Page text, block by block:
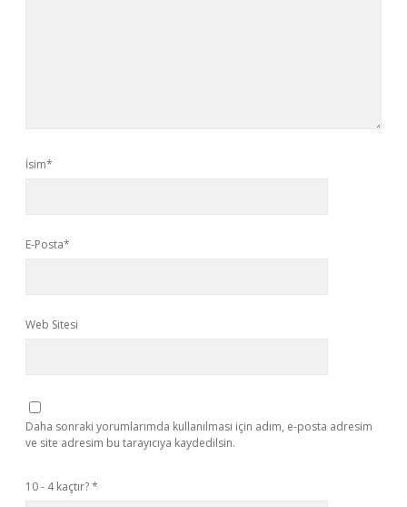
İsim*
E-Posta*
Web Sitesi
Daha sonraki yorumlarımda kullanılması için adım, e-posta adresim
ve site adresim bu tarayıcıya kaydedilsin.
10 - 4 kaçtır?*